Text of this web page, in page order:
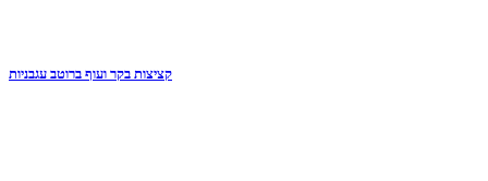
קציצות בקר ועוף ברוטב עגבניות